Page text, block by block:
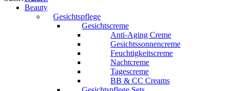
Beauty
Gesichtspflege
Gesichtscreme
Anti-Aging Creme
Gesichtssonnencreme
Feuchtigkeitscreme
Nachtcreme
Tagescreme
BB & CC Creams